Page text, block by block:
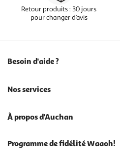
Retour produits : 30 jours
pour changer d’avis
Besoin d'aide ?
Nos services
À propos d'Auchan
Programme de fidélité Waaoh!